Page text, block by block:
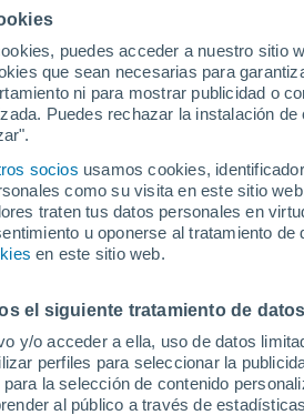
puedes acceder a nuestro sitio
que sean necesarias para
ni para mostrar publicidad o
Puedes rechazar la instalación
socios usamos cookies,
como su visita en este sitio
traten tus datos personales en
u oponerse al tratamiento
en este sitio web.
el siguiente tratamiento de
y/o acceder a ella, uso de datos
perfiles para seleccionar la
la selección de contenido
al público a través de
9°